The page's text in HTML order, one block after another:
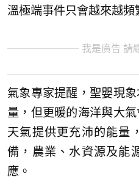
溫極端事件只會越來越頻
我是廣告 請
氣象專家提醒，聖嬰現
量，但更暖的海洋與大
天氣提供更充沛的能量
備，農業、水資源及能
應。